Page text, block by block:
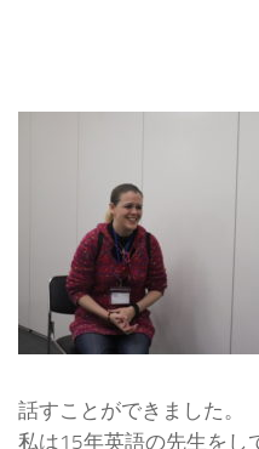
話すことができました。
私は15年英語の先生をし